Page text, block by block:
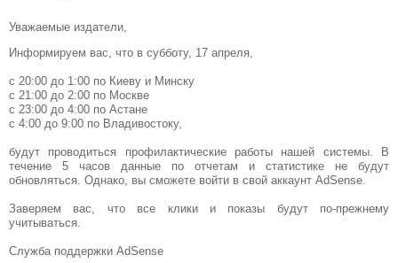
Уважаемые издатели,
Информируем вас, что в субботу, 17 апреля,
c 20:00 до 1:00 по Киеву и Минску
с 21:00 до 2:00 по Москве
c 23:00 до 4:00 по Астане
с 4:00 до 9:00 по Владивостоку,
будут проводиться профилактические работы нашей системы. В
течение 5 часов данные по отчетам и статистике не будут
обновляться. Однако, вы сможете войти в свой аккаунт AdSense.
Заверяем вас, что все клики и показы будут по-прежнему
учитываться.
Служба поддержки AdSense